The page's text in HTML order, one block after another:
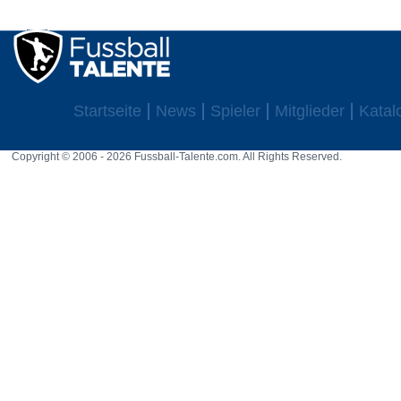
Startseite News Spieler Mitglieder
Copyright © 2006 - 2026 Fussball-Talente.com. All Rights Reserved.